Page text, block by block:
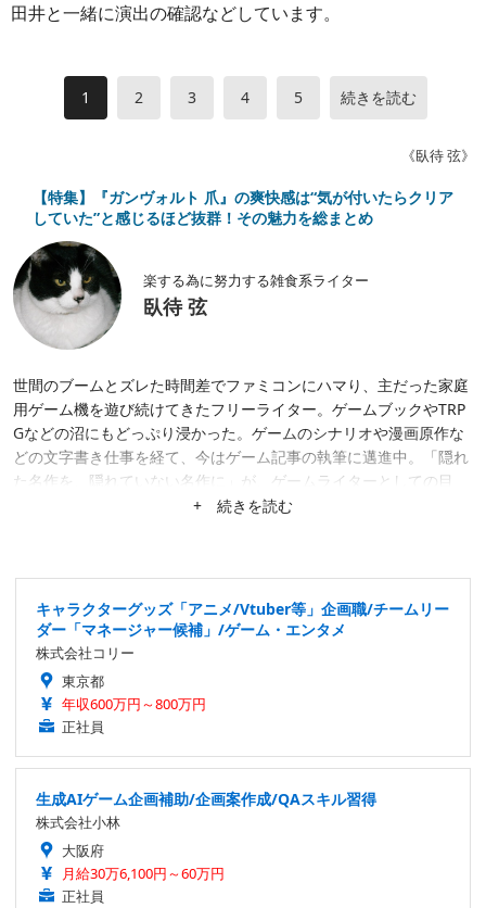
田井と一緒に演出の確認などしています。
1 2 3 4 5 続きを読む
《臥待 弦》
【特集】『ガンヴォルト 爪』の爽快感は“気が付いたらクリア
していた”と感じるほど抜群！その魅力を総まとめ
楽する為に努力する雑食系ライター
臥待 弦
世間のブームとズレた時間差でファミコンにハマり、主だった家庭
用ゲーム機を遊び続けてきたフリーライター。ゲームブックやTRP
Gなどの沼にもどっぷり浸かった。ゲームのシナリオや漫画原作な
どの文字書き仕事を経て、今はゲーム記事の執筆に邁進中。「隠れ
た名作を、隠れていない名作に」が、ゲームライターとしての目
標。隙あらば、あまり知られていない作品にスポットを当てたが
+ 続きを読む
キャラクターグッズ「アニメ/Vtuber等」企画職/チームリー
ダー「マネージャー候補」/ゲーム・エンタメ
株式会社コリー
東京都
年収600万円～800万円
正社員
生成AIゲーム企画補助/企画案作成/QAスキル習得
株式会社小林
大阪府
月給30万6,100円～60万円
正社員